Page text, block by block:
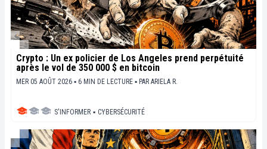
Crypto : Un ex policier de Los Angeles prend perpétuité
après le vol de 350 000 $ en bitcoin
MER 05 AOÛT 2026 ▪ 6 MIN DE LECTURE ▪ PAR ARIELA R.
S'INFORMER ▪ CYBERSÉCURITÉ